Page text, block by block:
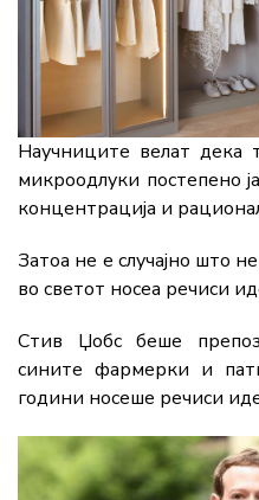
Научниците велат дека
микроодлуки постепено
концентрација и
Затоа не е случајно што
во светот носеа речиси
Стив Џобс беше
сините фармерки и
години носеше речиси